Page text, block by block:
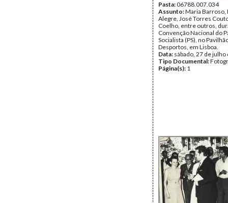
Pasta:06788.007.034
Assunto:Maria Barroso,
Alegre, José Torres
Coelho, entre outros,
Convenção Nacional do
Socialista (PS), no
Desportos, em Lisboa.
Data: sábado, 27 de julho
Tipo Documental:
Página(s): 1